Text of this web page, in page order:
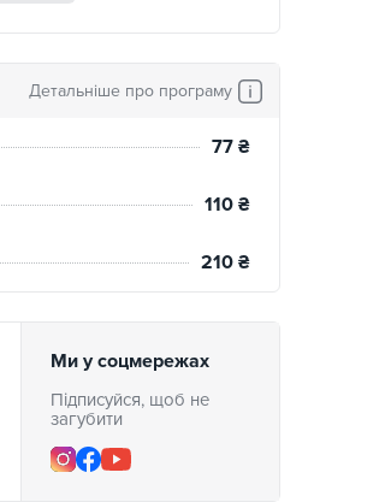
Детальніше про програму
77 ₴
110 ₴
210 ₴
Ми у соцмережах
Підписуйся, щоб не
загубити